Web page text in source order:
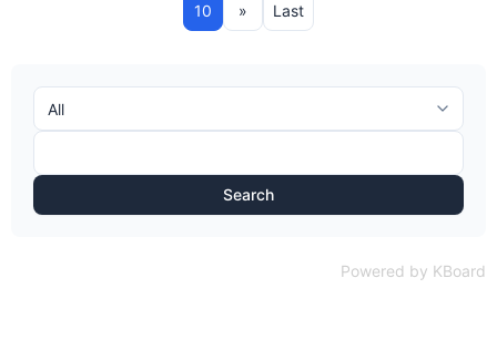
10 » Last
Search
Powered by KBoard